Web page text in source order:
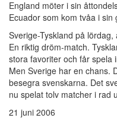
England möter i sin
Ecuador som kom tvåa i sin
Sverige-Tyskland på lördag,
En riktig dröm-match.
stora favoriter och får spela
Men Sverige har en chans.
besegra svenskarna. Det
nu spelat tolv matcher i rad
21 juni 2006